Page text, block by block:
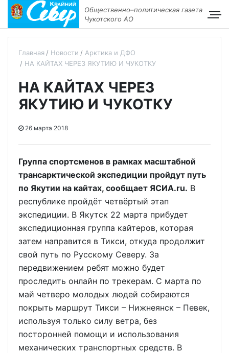
Общественно–политическая газета
Чукотского АО
Главная Новости
Арктика и ДФО
НА КАЙТАХ ЧЕРЕЗ ЯКУТИЮ И ЧУКОТКУ
НА КАЙТАХ ЧЕРЕЗ
ЯКУТИЮ И ЧУКОТКУ
26 марта 2018
Группа спортсменов в рамках масштабной
трансарктической экспедиции пройдут путь
по Якутии на кайтах, сообщает ЯСИА.ru. В
республике пройдёт четвёртый этап
экспедиции. В Якутск 22 марта прибудет
экспедиционная группа кайтеров, которая
затем направится в Тикси, откуда продолжит
свой путь по Русскому Северу. За
передвижением ребят можно будет
проследить онлайн по трекерам. С марта по
май четверо молодых людей собираются
покрыть маршрут Тикси – Нижнеянск – Певек,
используя только силу ветра, без
посторонней помощи и использования
механических транспортных средств. В